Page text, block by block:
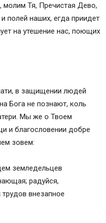
Тя, Пречистая Дево,
полей наших, егда приидет
на утешение нас, поющих
в защищении людей
Бога не познают, коль
Мы же о Твоем
и благословении добре
зовем:
земледельцев
радуйся,
внезапное